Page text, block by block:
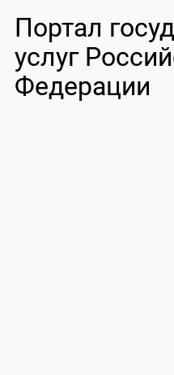
Портал
услуг
Федерации